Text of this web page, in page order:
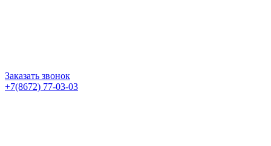
Заказать звонок
+7(8672) 77-03-03